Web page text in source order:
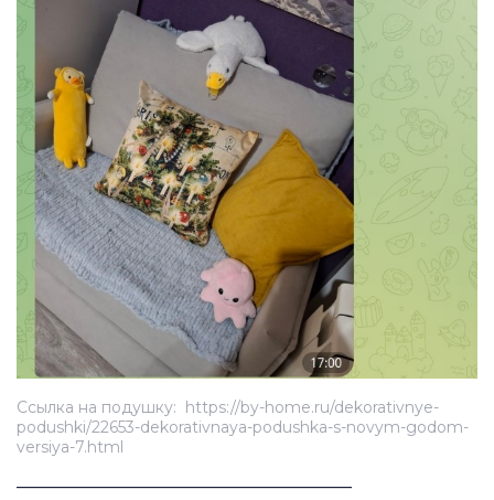
Ссылка на подушку: https://by-home.ru/dekorativnye-
podushki/22653-dekorativnaya-podushka-s-novym-godom-
versiya-7.html